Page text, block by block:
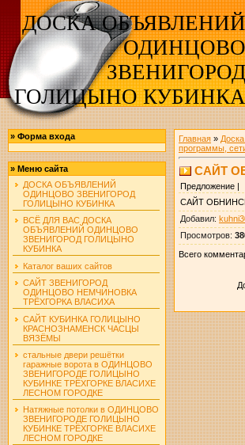
ДОСКА ОБЪЯВЛЕНИЙ
ОДИНЦОВО
ЗВЕНИГОРОД
ГОЛИЦЫНО КУБИНКА
» Форма входа
» Меню сайта
ДОСКА ОБЪЯВЛЕНИЙ
ОДИНЦОВО ЗВЕНИГОРОД
ГОЛИЦЫНО КУБИНКА
ВСЁ ДЛЯ ВАС ДОСКА
ОБЪЯВЛЕНИЙ ОДИНЦОВО
ЗВЕНИГОРОД ГОЛИЦЫНО
КУБИНКА
Каталог ваших сайтов
САЙТ ЗВЕНИГОРОД
ОДИНЦОВО НЕМЧИНОВКА
ТРЁХГОРКА ВЛАСИХА
САЙТ КУБИНКА ГОЛИЦЫНО
КРАСНОЗНАМЕНСК ЧАСЦЫ
ВЯЗЁМЫ
стальные двери решётки
гаражные ворота в ОДИНЦОВО
ЗВЕНИГОРОДЕ ГОЛИЦЫНО
КУБИНКЕ ТРЁХГОРКЕ ВЛАСИХЕ
ЛЕСНОМ ГОРОДКЕ
Натяжные потолки в ОДИНЦОВО
ЗВЕНИГОРОДЕ ГОЛИЦЫНО
КУБИНКЕ ТРЁХГОРКЕ ВЛАСИХЕ
ЛЕСНОМ ГОРОДКЕ
Главная»
программы,
САЙТ
Предложение |
САЙТ
Добавил:
Просмотров:
Всего